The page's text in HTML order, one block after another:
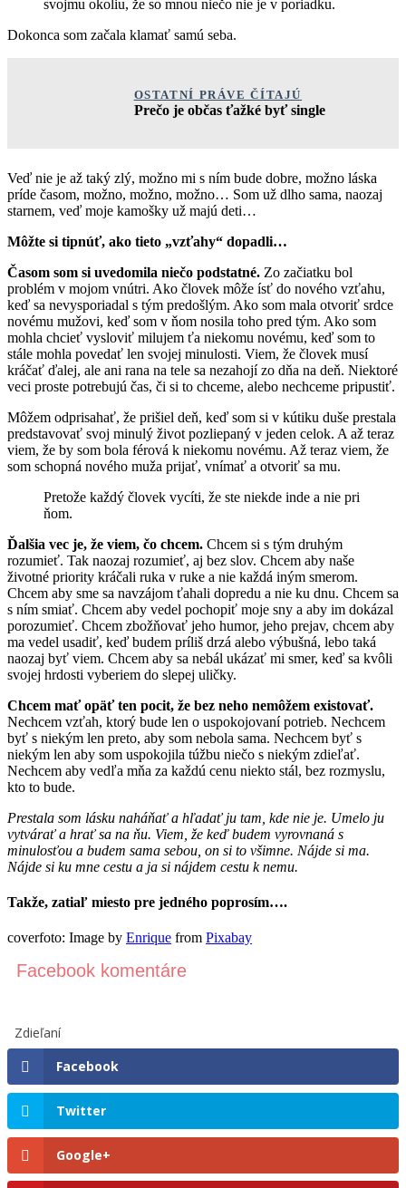
svojmu okoliu, že so mnou niečo nie je v poriadku.
Dokonca som začala klamať samú seba.
OSTATNÍ PRÁVE ČÍTAJÚ
Prečo je občas ťažké byť single
Veď nie je až taký zlý, možno mi s ním bude dobre, možno láska
príde časom, možno, možno, možno… Som už dlho sama, naozaj
starnem, veď moje kamošky už majú deti…
Môžte si tipnúť, ako tieto „vzťahy“ dopadli…
Časom som si uvedomila niečo podstatné. Zo začiatku bol
problém v mojom vnútri. Ako človek môže ísť do nového vzťahu,
keď sa nevysporiadal s tým predošlým. Ako som mala otvoriť srdce
novému mužovi, keď som v ňom nosila toho pred tým. Ako som
mohla chcieť vysloviť milujem ťa niekomu novému, keď som to
stále mohla povedať len svojej minulosti. Viem, že človek musí
kráčať ďalej, ale ani rana na tele sa nezahojí zo dňa na deň. Niektoré
veci proste potrebujú čas, či si to chceme, alebo nechceme pripustiť.
Môžem odprisahať, že prišiel deň, keď som si v kútiku duše prestala
predstavovať svoj minulý život pozliepaný v jeden celok. A až teraz
viem, že by som bola férová k niekomu novému. Až teraz viem, že
som schopná nového muža prijať, vnímať a otvoriť sa mu.
Pretože každý človek vycíti, že ste niekde inde a nie pri
ňom.
Ďalšia vec je, že viem, čo chcem. Chcem si s tým druhým
rozumieť. Tak naozaj rozumieť, aj bez slov. Chcem aby naše
životné priority kráčali ruka v ruke a nie každá iným smerom.
Chcem aby sme sa navzájom ťahali dopredu a nie ku dnu. Chcem sa
s ním smiať. Chcem aby vedel pochopiť moje sny a aby im dokázal
porozumieť. Chcem zbožňovať jeho humor, jeho prejav, chcem aby
ma vedel usadiť, keď budem príliš drzá alebo výbušná, lebo taká
naozaj byť viem. Chcem aby sa nebál ukázať mi smer, keď sa kvôli
svojej hrdosti vyberiem do slepej uličky.
Chcem mať opäť ten pocit, že bez neho nemôžem existovať.
Nechcem vzťah, ktorý bude len o uspokojovaní potrieb. Nechcem
byť s niekým len preto, aby som nebola sama. Nechcem byť s
niekým len aby som uspokojila túžbu niečo s niekým zdieľať.
Nechcem aby vedľa mňa za každú cenu niekto stál, bez rozmyslu,
kto to bude.
Prestala som lásku naháňať a hľadať ju tam, kde nie je. Umelo ju
vytvárať a hrať sa na ňu. Viem, že keď budem vyrovnaná s
minulosťou a budem sama sebou, on si to všimne. Nájde si ma.
Nájde si ku mne cestu a ja si nájdem cestu k nemu.
Takže, zatiaľ miesto pre jedného poprosím….
coverfoto: Image by Enrique from Pixabay
Facebook komentáre
Zdieľaní
Facebook
Twitter
Google+